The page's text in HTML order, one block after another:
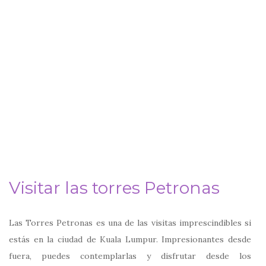
Visitar las torres Petronas
Las Torres Petronas es una de las visitas imprescindibles si
estás en la ciudad de Kuala Lumpur. Impresionantes desde
fuera, puedes contemplarlas y disfrutar desde los